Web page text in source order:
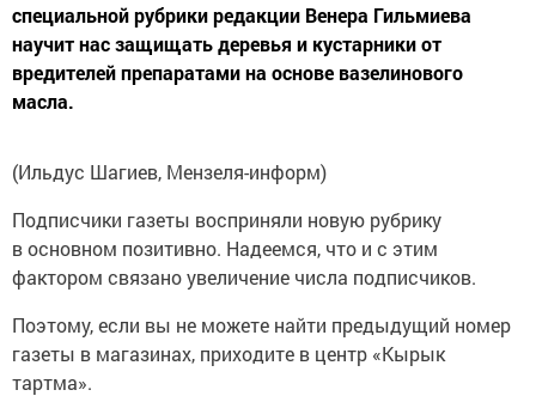
специальной рубрики редакции Венера Гильмиева
научит нас защищать деревья и кустарники от
вредителей препаратами на основе вазелинового
масла.
(Ильдус Шагиев, Мензеля-информ)
Подписчики газеты восприняли новую рубрику
в основном позитивно. Надеемся, что и с этим
фактором связано увеличение числа подписчиков.
Поэтому, если вы не можете найти предыдущий номер
газеты в магазинах, приходите в центр «Кырык
тартма».